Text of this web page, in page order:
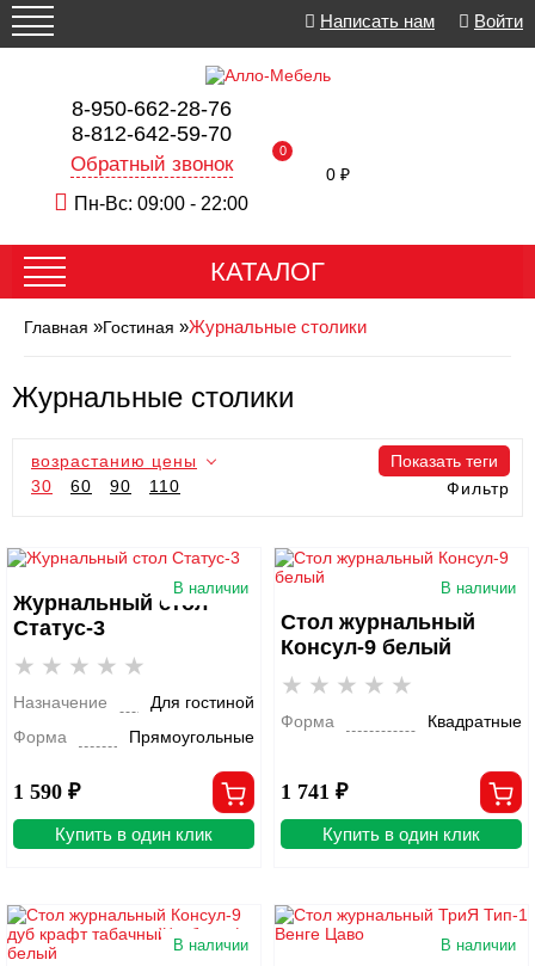
Написать нам Войти
8-950-662-28-76
8-812-642-59-70
Обратный звонок
Пн-Вс: 09:00 - 22:00
0
0 ₽
КАТАЛОГ
Главная »Гостиная »Журнальные столики
Журнальные столики
возрастанию цены
Показать теги
30
60 90 110 Фильтр
В наличии
Журнальный стол
Статус-3
Назначение
Для гостиной
Форма
Прямоугольные
1 590 ₽
Купить в один клик
В наличии
Стол журнальный
Консул-9 белый
Форма Квадратные
1 741 ₽
Купить в один клик
В наличии В наличии